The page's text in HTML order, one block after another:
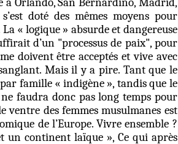
doté des mêmes moyens pour
« logique » absurde et dangereuse
d’un "processus de paix", pour
doivent être acceptés et vive avec
Mais il y a pire. Tant que le
famille « indigène », tandis que le
faudra donc pas long temps pour
des femmes musulmanes est
de l’Europe. Vivre ensemble ?
un continent laïque », Ce qui après